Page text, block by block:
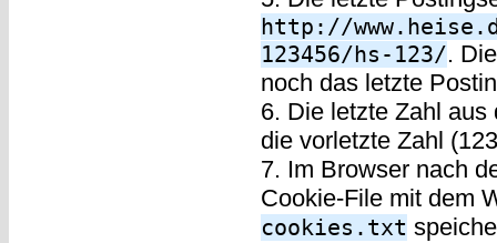
http://
123456/hs-123/.
noch das letzte
6. Die letzte Zahl
die vorletzte Zahl
7. Im Browser nach
Cookie-File mit dem
cookies.txt